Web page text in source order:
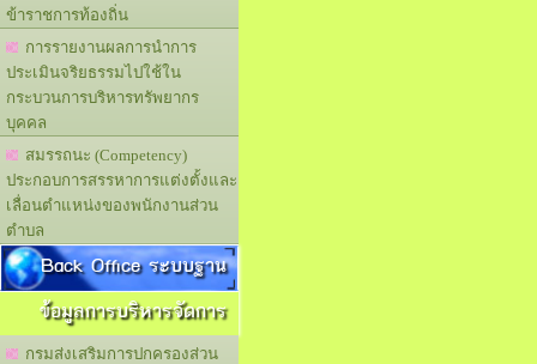
ข้าราชการท้องถิ่น
การรายงานผลการนำการ
ประเมินจริยธรรมไปใช้ใน
กระบวนการบริหารทรัพยากร
บุคคล
สมรรถนะ (Competency)
ประกอบการสรรหาการแต่งตั้งและ
เลื่อนตำแหน่งของพนักงานส่วน
ตำบล
Back Office ระบบฐาน
ข้อมูลการบริหารจัดการ
กรมส่งเสริมการปกครองส่วน